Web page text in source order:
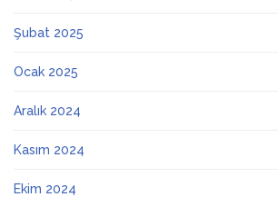
Şubat 2025
Ocak 2025
Aralık 2024
Kasım 2024
Ekim 2024